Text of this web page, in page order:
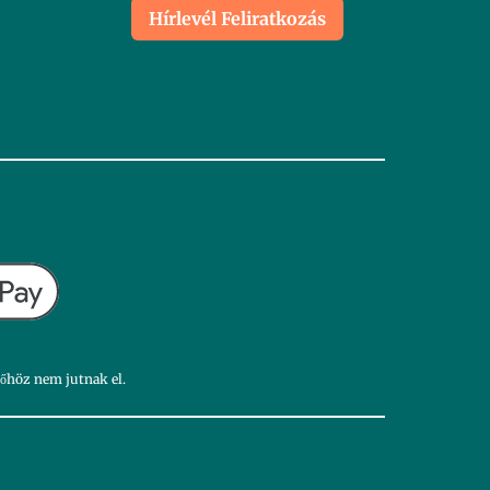
Hírlevél Feliratkozás
nem jutnak el.